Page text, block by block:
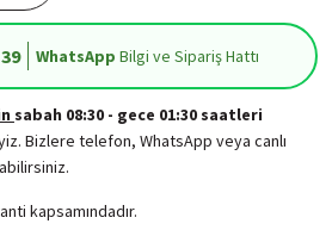
WhatsApp Bilgi ve Sipariş Hattı
sabah 08:30 - gece 01:30 saatleri
Bizlere telefon, WhatsApp veya canlı
kapsamındadır.